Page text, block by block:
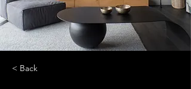
< Back